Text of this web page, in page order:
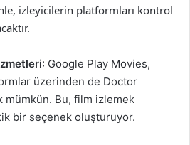
izleyicilerin platformları kontrol
: Google Play Movies,
üzerinden de Doctor
mümkün. Bu, film izlemek
bir seçenek oluşturuyor.